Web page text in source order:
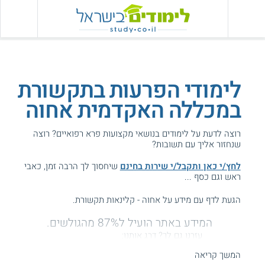
לימודי הפרעות בתקשורת
במכללה האקדמית אחוה
רוצה לדעת על לימודים בנושאי מקצועות פרא רפואיים? רוצה
שנחזור אליך עם תשובות?
לחץ/י כאן ותקבל/י שירות בחינם שיחסוך לך הרבה זמן, כאבי
ראש וגם כסף ...
הגעת לדף עם מידע על אחוה - קלינאות תקשורת.
המידע באתר הועיל ל87% מהגולשים.
עזרנו גם לך? דרג אותנו:
המשך קריאה